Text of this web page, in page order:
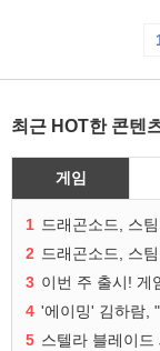
최근 HOT한 콘텐
게임
1 드래곤소드, 스
2 드래곤소드, 스
3 이번 주 출시! 게
4 '에이밍' 김하람,
5